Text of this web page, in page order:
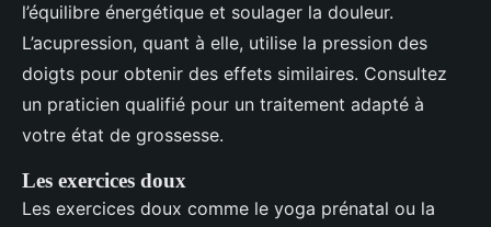
l’équilibre énergétique et soulager la douleur.
L’acupression, quant à elle, utilise la pression des
doigts pour obtenir des effets similaires. Consultez
un praticien qualifié pour un traitement adapté à
votre état de grossesse.
Les exercices doux
Les exercices doux comme le yoga prénatal ou la